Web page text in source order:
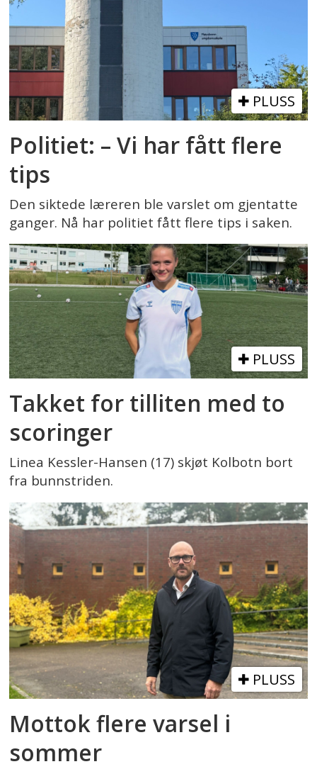
PLUSS
Politiet: – Vi har fått flere
tips
Den siktede læreren ble varslet om gjentatte
ganger. Nå har politiet fått flere tips i saken.
PLUSS
Takket for tilliten med to
scoringer
Linea Kessler-Hansen (17) skjøt Kolbotn bort
fra bunnstriden.
PLUSS
Mottok flere varsel i
sommer